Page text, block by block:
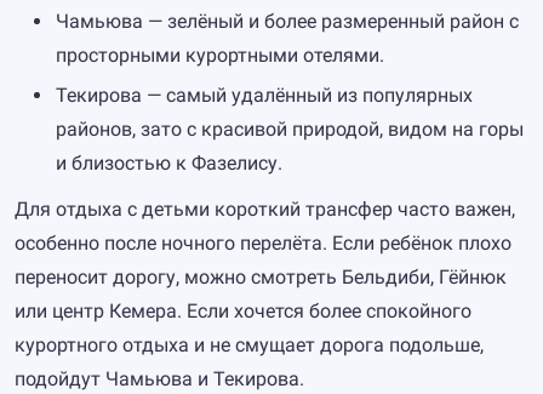
Чамьюва — зелёный и более размеренный район с
просторными курортными отелями.
Текирова — самый удалённый из популярных
районов, зато с красивой природой, видом на горы
и близостью к Фазелису.
Для отдыха с детьми короткий трансфер часто важен,
особенно после ночного перелёта. Если ребёнок плохо
переносит дорогу, можно смотреть Бельдиби, Гёйнюк
или центр Кемера. Если хочется более спокойного
курортного отдыха и не смущает дорога подольше,
подойдут Чамьюва и Текирова.